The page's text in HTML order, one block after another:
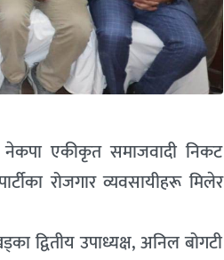
नेकपा एकीकृत समाजवादी निकट
रोजगार व्यवसायीहरू मिलेर
द्वितीय उपाध्यक्ष, अनिल बोगटी